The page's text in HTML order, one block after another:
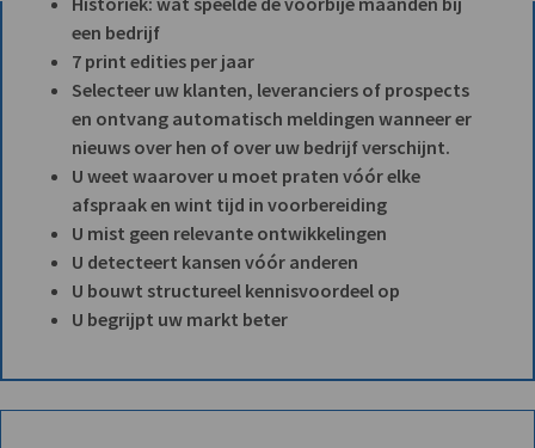
een bedrijf
7 print edities per jaar
Selecteer uw klanten, leveranciers of prospects
en ontvang automatisch meldingen wanneer er
nieuws over hen of over uw bedrijf verschijnt.
U weet waarover u moet praten vóór elke
afspraak en wint tijd in voorbereiding
U mist geen relevante ontwikkelingen
U detecteert kansen vóór anderen
U bouwt structureel kennisvoordeel op
U begrijpt uw markt beter